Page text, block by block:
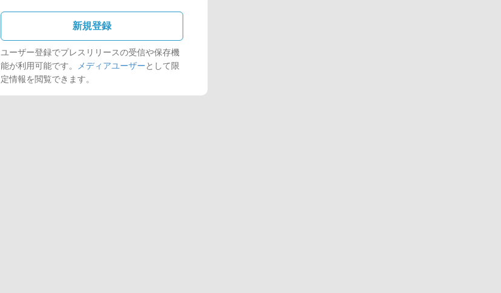
新規登録
ユーザー登録でプレスリリースの受信や保存機
能が利用可能です。
メディアユーザーとして限
定情報を閲覧できます。